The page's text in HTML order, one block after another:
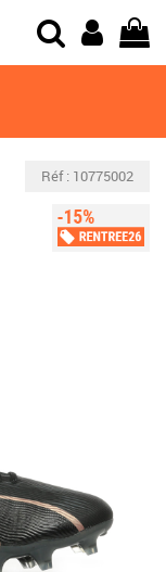
Réf : 10775002